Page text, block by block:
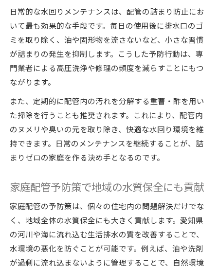
日常的な水回りメンテナンスは、配管の詰まり防止にお
いて最も効果的な手段です。毎日の使用後に排水口のゴ
ミを取り除く、油や固形物を流さないなど、小さな習慣
が詰まりの発生を抑制します。こうした予防行動は、専
門業者による高圧洗浄や修理の頻度を減らすことにもつ
ながります。
また、定期的に配管内の汚れを分解する重曹・酢を用い
た掃除を行うことも推奨されます。これにより、配管内
のヌメリや臭いの元を取り除き、快適な水回り環境を維
持できます。日常のメンテナンスを継続することが、詰
まりゼロの家庭を作る決め手となるのです。
家庭配管予防策で地域の水質保全にも貢献
家庭配管の予防策は、個々の住宅内の問題解決だけでな
く、地域全体の水質保全にも大きく貢献します。愛知県
の河川や海に流れ込む生活排水の質を改善することで、
水環境の悪化を防ぐことが可能です。例えば、油や洗剤
が過剰に流れ込まないように管理することで、自然環境